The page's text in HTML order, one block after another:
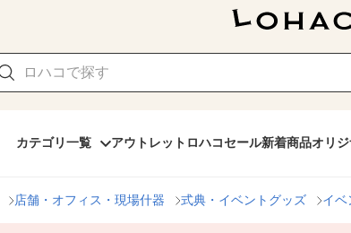
カテゴリ一覧 アウトレット ロハコセール新着商品オリ
店舗・オフィス・現場什器 式典・イベントグッズ イベ